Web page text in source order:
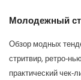
Молодежный
Обзор модных
стритвир,
практический